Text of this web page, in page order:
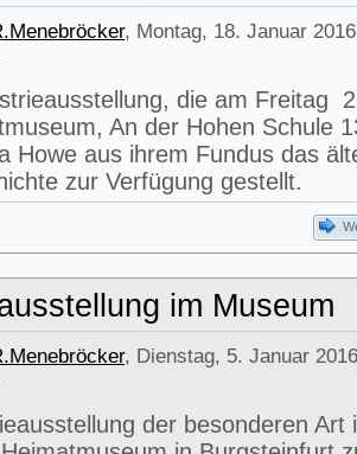
, Montag, 18. Januar
die am Freitag
An der Hohen Schule
Howe aus ihrem Fundus das
zur Verfügung gestellt.
im Museum
, Dienstag, 5. Januar
der besonderen Art